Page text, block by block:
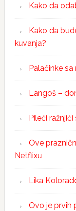
Kako da
Kako da
kuvanja?
Palačinke
Langoš –
Pileći
Ove
Netflixu
Lika
Ovo je prvih